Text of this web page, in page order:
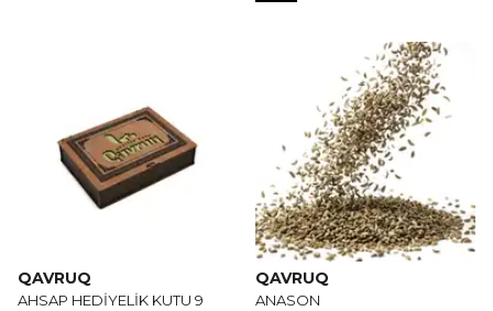
QAVRUQ
AHSAP HEDİYELİK KUTU 9
QAVRUQ
ANASON